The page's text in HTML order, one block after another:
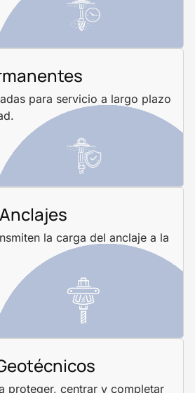
para servicio a largo plazo
la carga del anclaje a la
proteger, centrar y completar